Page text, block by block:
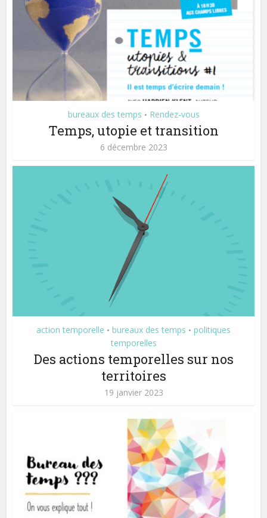
bureaux des temps • Rendez-vous
Temps, utopie et transition
6 décembre 2023
action temporelle • bureaux des temps • politiques
temporelles
Des actions temporelles sur nos
territoires
19 janvier 2023